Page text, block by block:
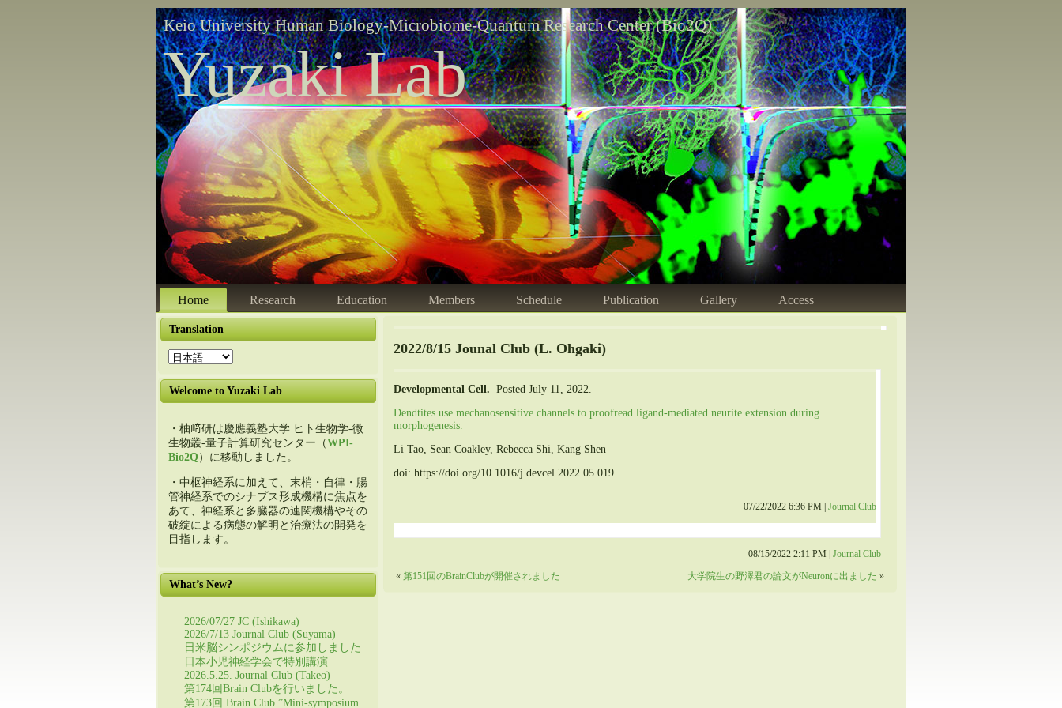
Keio University Human Biology-Microbiome-Quantum Research Center (Bio2Q)
Yuzaki Lab
Home Research Education Members Schedule Publication Gallery Access
Translation
Welcome to Yuzaki Lab
・柚﨑研は慶應義塾大学 ヒト生物学-微
生物叢-量子計算研究センター（WPI-
Bio2Q）に移動しました。
・中枢神経系に加えて、末梢・自律・腸
管神経系でのシナプス形成機構に焦点を
あて、神経系と多臓器の連関機構やその
破綻による病態の解明と治療法の開発を
目指します。
What’s New?
2026/07/27 JC (Ishikawa)
2026/7/13 Journal Club (Suyama)
日米脳シンポジウムに参加しました
日本小児神経学会で特別講演
2026.5.25. Journal Club (Takeo)
第174回Brain Clubを行いました。
第173回 Brain Club ”Mini-symposium
2022/8/15 Jounal Club (L. Ohgaki)
Developmental Cell. Posted July 11, 2022.
Dendtites use mechanosensitive channels to proofread ligand-mediated neurite extension during
morphogenesis.
Li Tao, Sean Coakley, Rebecca Shi, Kang Shen
doi: https://doi.org/10.1016/j.devcel.2022.05.019
07/22/2022 6:36 PM |Journal Club
08/15/2022 2:11 PM |Journal Club
« 第151回のBrainClubが開催されました 大学院生の野澤君の論文がNeuronに出ました »